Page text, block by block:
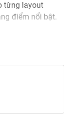
từng layout
điểm nổi bật.
lên da mượt
lông.